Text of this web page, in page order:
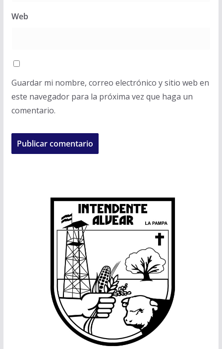
Web
Guardar mi nombre, correo electrónico y sitio web en
este navegador para la próxima vez que haga un
comentario.